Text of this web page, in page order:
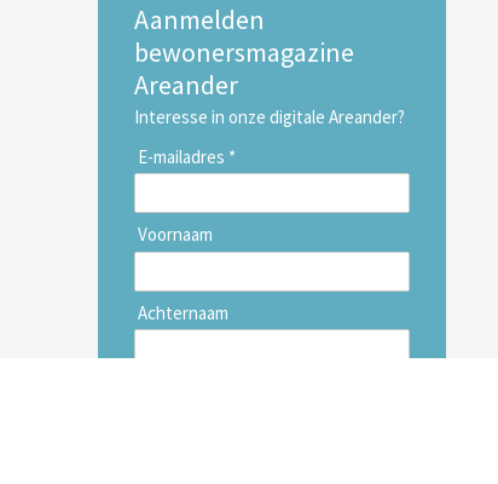
Aanmelden
bewonersmagazine
Areander
Interesse in onze digitale Areander?
E-mailadres *
Voornaam
Achternaam